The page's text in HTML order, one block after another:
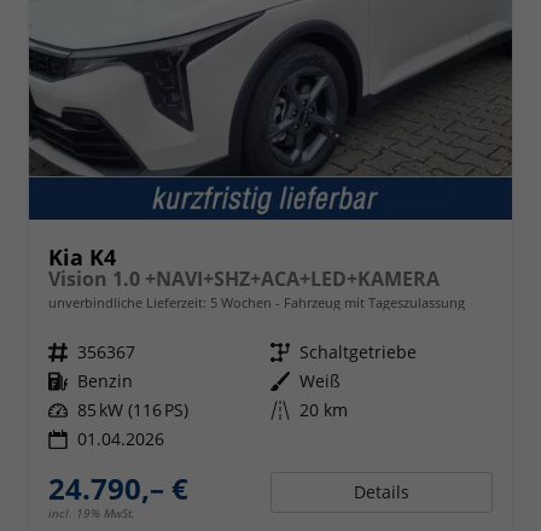
Kia K4
Vision 1.0 +NAVI+SHZ+ACA+LED+KAMERA
unverbindliche Lieferzeit: 5 Wochen Fahrzeug mit Tageszulassung
Fahrzeugnr. 356367 Getriebe Schaltgetriebe
Kraftstoff Benzin Außenfarbe Weiß
Leistung 85 kW (116 PS) Kilometerstand 20 km
01.04.2026
24.790,– €
incl. 19% MwSt.
Details